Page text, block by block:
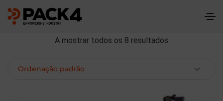
A mostrar todos os 8 resultados